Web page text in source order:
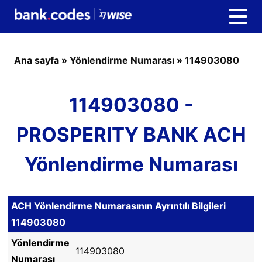
Ana sayfa » Yönlendirme Numarası » 114903080
114903080 -
PROSPERITY BANK ACH
Yönlendirme Numarası
ACH Yönlendirme Numarasının Ayrıntılı Bilgileri
114903080
Yönlendirme
Numarası
114903080